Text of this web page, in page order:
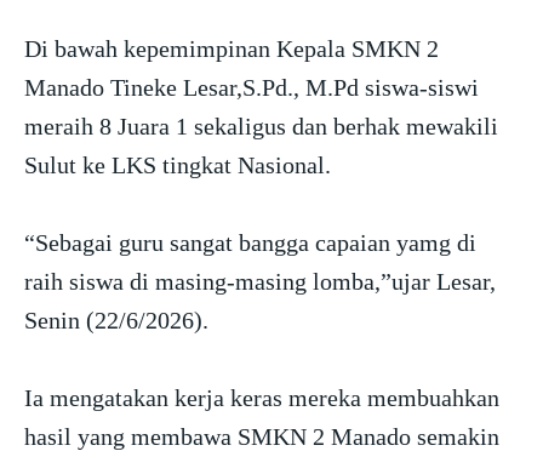
Di bawah kepemimpinan Kepala SMKN 2
Manado Tineke Lesar,S.Pd., M.Pd siswa-siswi
meraih 8 Juara 1 sekaligus dan berhak mewakili
Sulut ke LKS tingkat Nasional.
“Sebagai guru sangat bangga capaian yamg di
raih siswa di masing-masing lomba,”ujar Lesar,
Senin (22/6/2026).
Ia mengatakan kerja keras mereka membuahkan
hasil yang membawa SMKN 2 Manado semakin